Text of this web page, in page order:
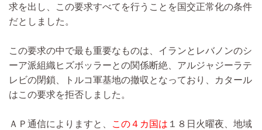
求を出し、この要求すべてを行うことを国交正常化の条件
だとしました。
この要求の中で最も重要なものは、イランとレバノンのシ
ーア派組織ヒズボッラーとの関係断絶、アルジャジーラテ
レビの閉鎖、トルコ軍基地の撤収となっており、カタール
はこの要求を拒否しました。
ＡＰ通信によりますと、 この４カ国は １８日火曜夜、地域